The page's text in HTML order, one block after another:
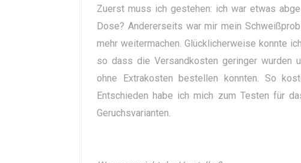
Zuerst muss ich gestehen: ich war etwas
Dose? Andererseits war mir mein
mehr weitermachen. Glücklicherweise konnte
so dass die Versandkosten geringer wurden
ohne Extrakosten bestellen konnten. So
Entschieden habe ich mich zum Testen für
Geruchsvarianten.